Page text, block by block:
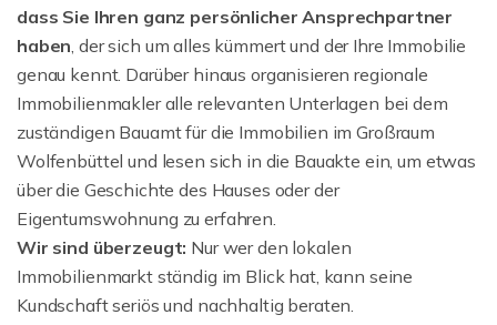
dass Sie Ihren ganz persönlicher Ansprechpartner
haben , der sich um alles kümmert und der Ihre Immobilie
genau kennt. Darüber hinaus organisieren regionale
Immobilienmakler alle relevanten Unterlagen bei dem
zuständigen Bauamt für die Immobilien im Großraum
Wolfenbüttel und lesen sich in die Bauakte ein, um etwas
über die Geschichte des Hauses oder der
Eigentumswohnung zu erfahren.
Wir sind überzeugt: Nur wer den lokalen
Immobilienmarkt ständig im Blick hat, kann seine
Kundschaft seriös und nachhaltig beraten.